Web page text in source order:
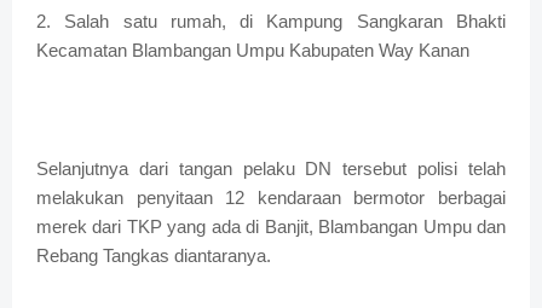
2. Salah satu rumah, di Kampung Sangkaran Bhakti
Kecamatan Blambangan Umpu Kabupaten Way Kanan
Selanjutnya dari tangan pelaku DN tersebut polisi telah
melakukan penyitaan 12 kendaraan bermotor berbagai
merek dari TKP yang ada di Banjit, Blambangan Umpu dan
Rebang Tangkas diantaranya.